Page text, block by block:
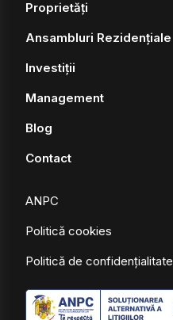
Proprietăți
Ansambluri Rezidențiale
Investiții
Management
Blog
Contact
ANPC
Politică cookies
Politică de confidențialitate